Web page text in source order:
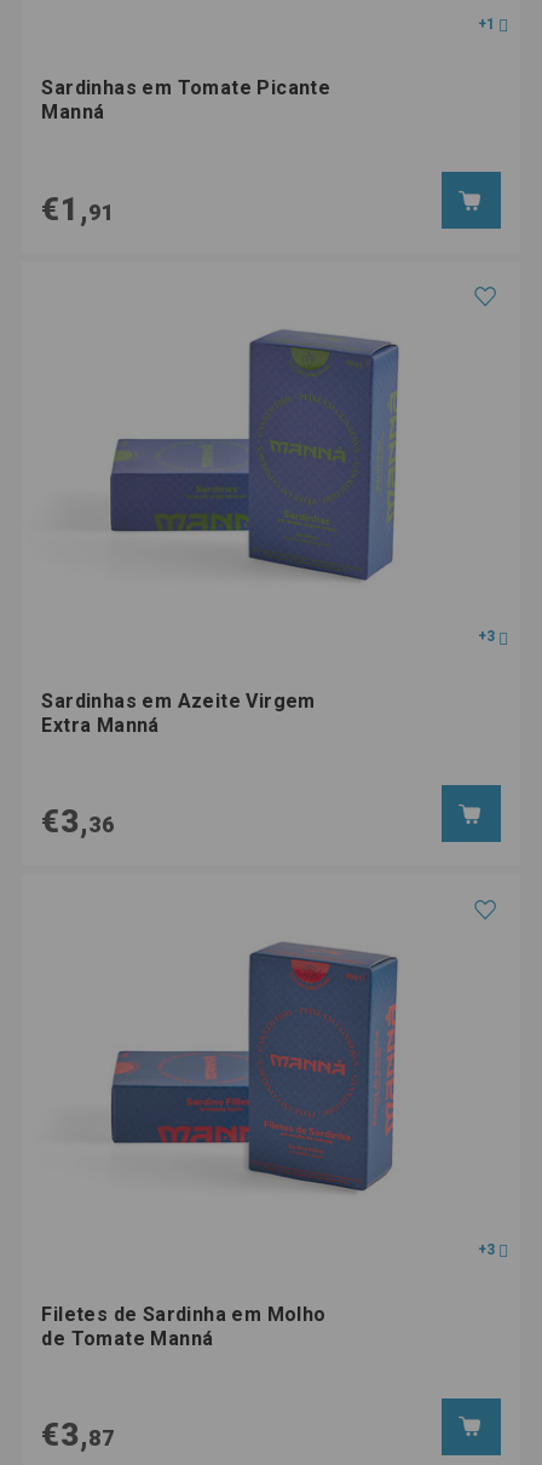
+1
Sardinhas em Tomate Picante
Manná
€1,91
+3
Sardinhas em Azeite Virgem
Extra Manná
€3,36
+3
Filetes de Sardinha em Molho
de Tomate Manná
€3,87